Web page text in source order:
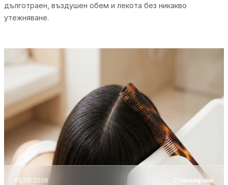
дълготраен, въздушен обем и лекота без никакво
утежняване.
05.08.2026 Стилизиране